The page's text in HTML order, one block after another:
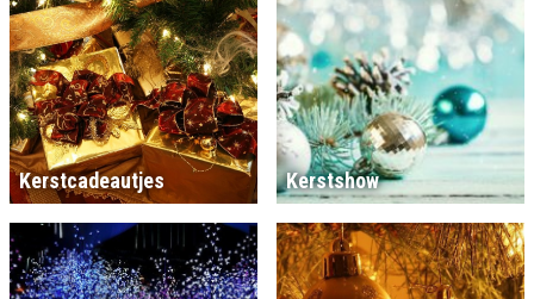
Kerstcadeautjes Kerstshow